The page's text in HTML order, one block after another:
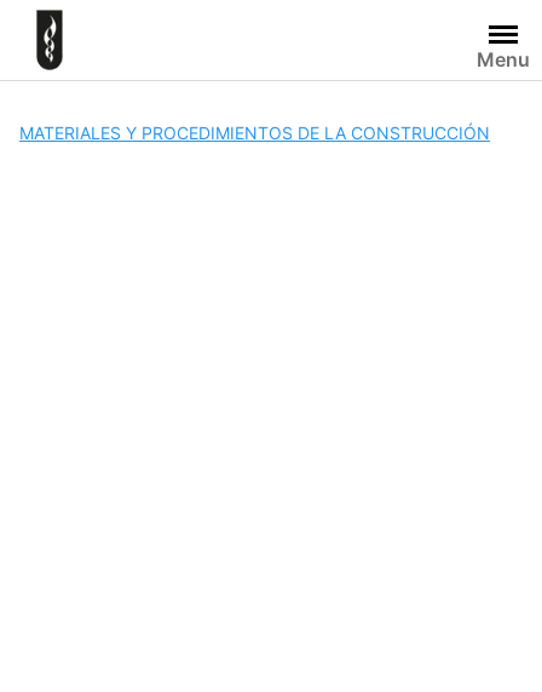
Skip
content
Menu
MATERIALES Y PROCEDIMIENTOS DE LA CONSTRUCCIÓN